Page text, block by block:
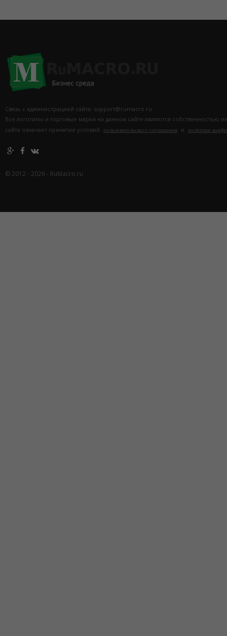
Связь с администрацией сайта: support@rumacro.ru.
Все логотипы и торговые марки на данном сайте являются собственностью
сайта означает принятие условий
пользовательского соглашения и политики
© 2012 - 2026 - RuMacro.ru